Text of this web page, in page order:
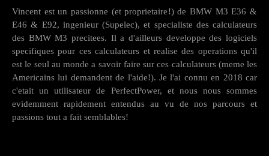
Vincent est un passionne (et proprietaire!) de BMW M3 E36 &
E46 & E92, ingenieur (Supelec), et specialiste des calculateurs
des BMW M3 precitees. Il a d'ailleurs developpe des logiciels
specifiques pour ces calculateurs et realise des operations qu'il
est le seul au monde a savoir faire sur ces calculateurs (meme les
Americains lui demandent de l'aide!). Je l'ai connu en 2018 car
c'etait un utilisateur de PerfectPower, et nous nous sommes
evidemment rapidement entendus au vu de nos parcours et
passions tout a fait semblables!